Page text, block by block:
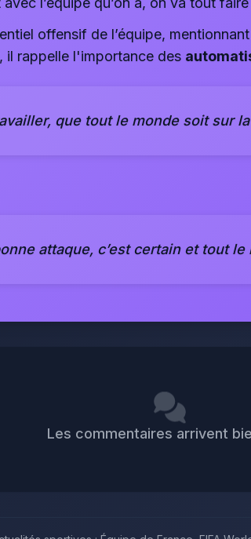
offensif de l’équipe,
il rappelle l'importance des
que tout le monde soit sur
attaque, c’est certain et tout
Les commentaires arrivent